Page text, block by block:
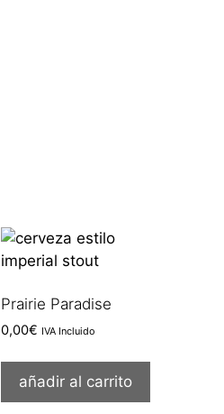
Prairie Paradise
0,00€ IVA Incluido
añadir al carrito